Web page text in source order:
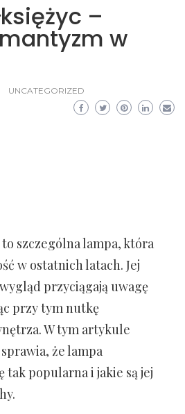
–
w
UNCATEGORIZED
to szczególna lampa, która
w ostatnich latach. Jej
przyciągają uwagę
przy tym nutkę
W tym artykule
że lampa
tak popularna i jakie są jej